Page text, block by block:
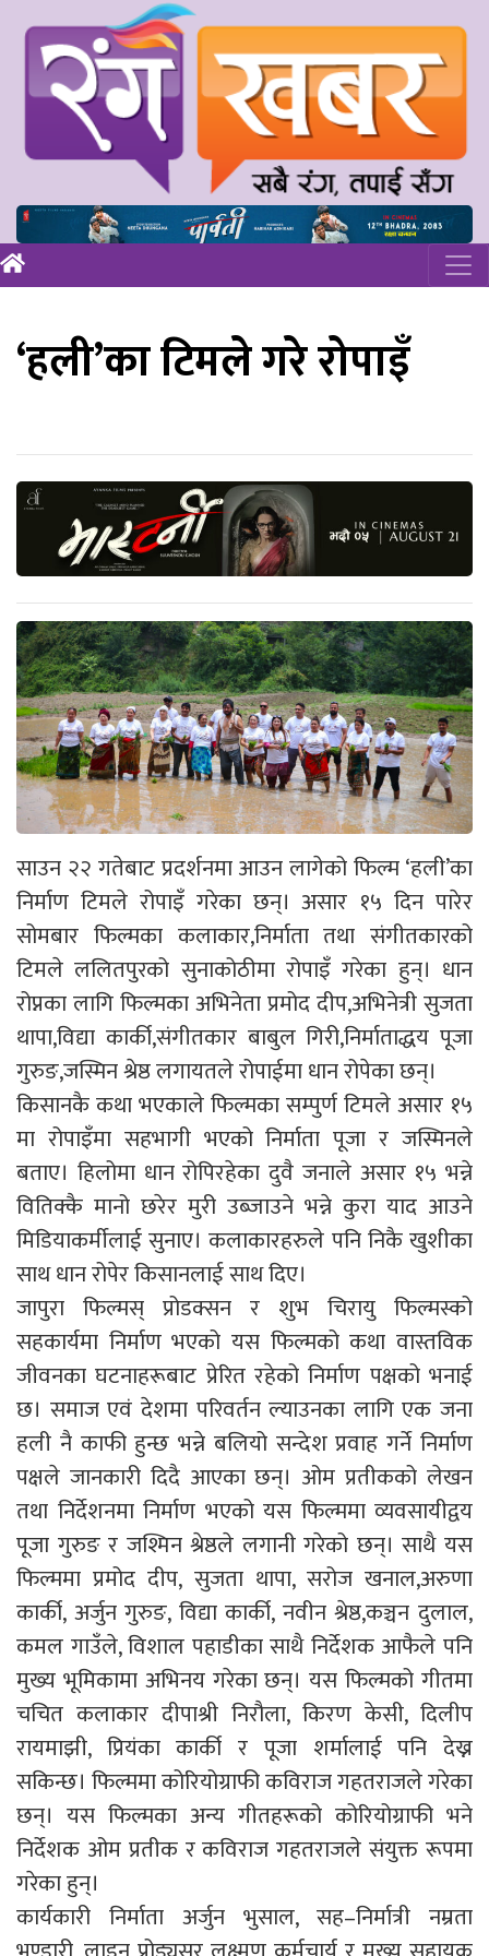
‘हली’का टिमले गरे रोपाइँ
साउन २२ गतेबाट प्रदर्शनमा आउन लागेको फिल्म ‘हली’का
निर्माण टिमले रोपाइँ गरेका छन्। असार १५ दिन पारेर
सोमबार फिल्मका कलाकार,निर्माता तथा संगीतकारको
टिमले ललितपुरको सुनाकोठीमा रोपाइँ गरेका हुन्। धान
रोप्नका लागि फिल्मका अभिनेता प्रमोद दीप,अभिनेत्री सुजता
थापा,विद्या कार्की,संगीतकार बाबुल गिरी,निर्माताद्धय पूजा
गुरुङ,जस्मिन श्रेष्ठ लगायतले रोपाईमा धान रोपेका छन्।
किसानकै कथा भएकाले फिल्मका सम्पुर्ण टिमले असार १५
मा रोपाइँमा सहभागी भएको निर्माता पूजा र जस्मिनले
बताए। हिलोमा धान रोपिरहेका दुवै जनाले असार १५ भन्ने
वितिक्कै मानो छरेर मुरी उब्जाउने भन्ने कुरा याद आउने
मिडियाकर्मीलाई सुनाए। कलाकारहरुले पनि निकै खुशीका
साथ धान रोपेर किसानलाई साथ दिए।
जापुरा फिल्मस् प्रोडक्सन र शुभ चिरायु फिल्मस्को
सहकार्यमा निर्माण भएको यस फिल्मको कथा वास्तविक
जीवनका घटनाहरूबाट प्रेरित रहेको निर्माण पक्षको भनाई
छ। समाज एवं देशमा परिवर्तन ल्याउनका लागि एक जना
हली नै काफी हुन्छ भन्ने बलियो सन्देश प्रवाह गर्ने निर्माण
पक्षले जानकारी दिदै आएका छन्। ओम प्रतीकको लेखन
तथा निर्देशनमा निर्माण भएको यस फिल्ममा व्यवसायीद्वय
पूजा गुरुङ र जश्मिन श्रेष्ठले लगानी गरेको छन्। साथै यस
फिल्ममा प्रमोद दीप, सुजता थापा, सरोज खनाल,अरुणा
कार्की, अर्जुन गुरुङ, विद्या कार्की, नवीन श्रेष्ठ,कञ्चन दुलाल,
कमल गाउँले, विशाल पहाडीका साथै निर्देशक आफैले पनि
मुख्य भूमिकामा अभिनय गरेका छन्। यस फिल्मको गीतमा
चचित कलाकार दीपाश्री निरौला, किरण केसी, दिलीप
रायमाझी, प्रियंका कार्की र पूजा शर्मालाई पनि देख्न
सकिन्छ। फिल्ममा कोरियोग्राफी कविराज गहतराजले गरेका
छन्। यस फिल्मका अन्य गीतहरूको कोरियोग्राफी भने
निर्देशक ओम प्रतीक र कविराज गहतराजले संयुक्त रूपमा
गरेका हुन्।
कार्यकारी निर्माता अर्जुन भुसाल, सह–निर्मात्री नम्रता